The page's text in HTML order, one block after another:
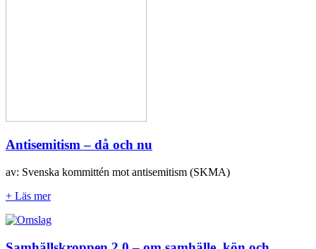
Antisemitism – då och nu
av: Svenska kommittén mot antisemitism (SKMA)
+ Läs mer